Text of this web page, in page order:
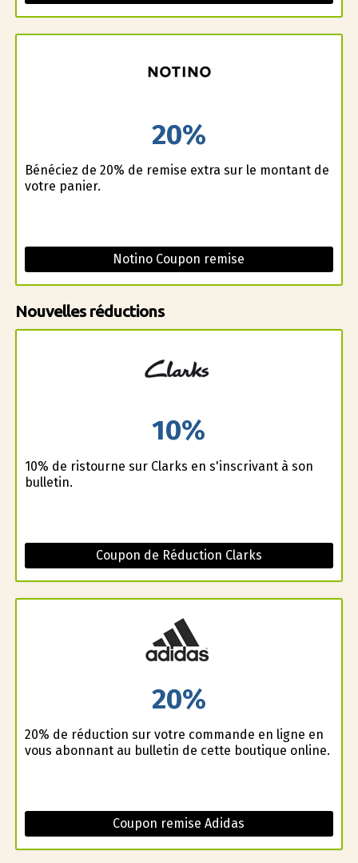
20%
Bénéficiez de 20% de remise extra sur le montant de
votre panier.
Notino Coupon remise
Nouvelles réductions
10%
10% de ristourne sur Clarks en s'inscrivant à son
bulletin.
Coupon de Réduction Clarks
20%
20% de réduction sur votre commande en ligne en
vous abonnant au bulletin de cette boutique online.
Coupon remise Adidas